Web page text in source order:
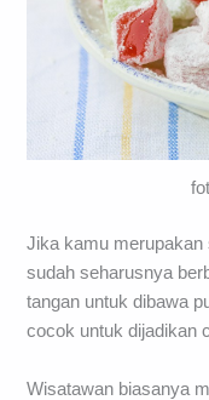
Jika kamu merupakan
sudah seharusnya
tangan untuk dibawa
cocok untuk dijadikan
Wisatawan biasanya